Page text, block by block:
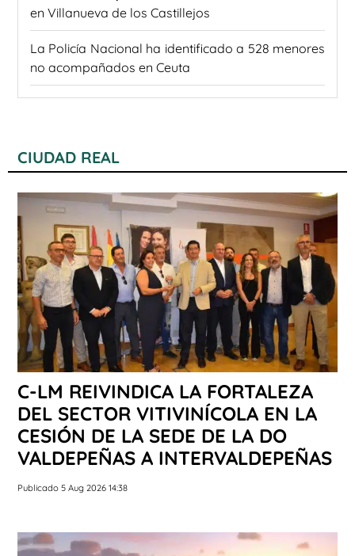
en Villanueva de los Castillejos
La Policía Nacional ha identificado a 528 menores
no acompañados en Ceuta
CIUDAD REAL
C-LM REIVINDICA LA FORTALEZA
DEL SECTOR VITIVINÍCOLA EN LA
CESIÓN DE LA SEDE DE LA DO
VALDEPEÑAS A INTERVALDEPEÑAS
Publicado 5 Aug 2026 14:38